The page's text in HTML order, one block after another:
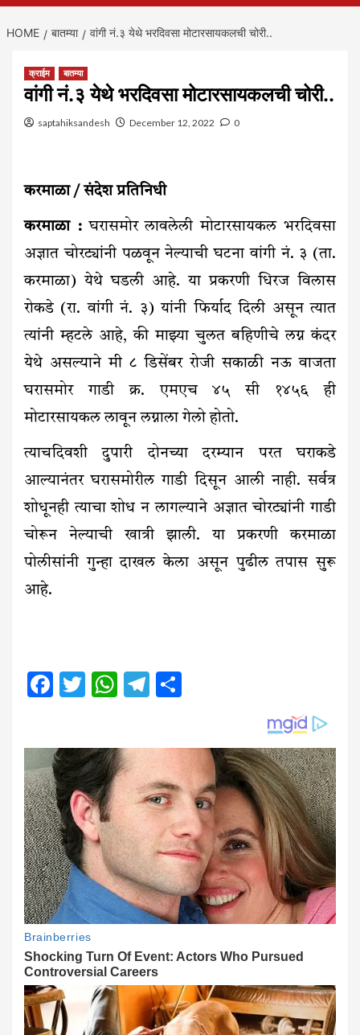
HOME बातम्या वांगी नं.३ येथे भरदिवसा मोटारसायकलची चोरी..
क्राईम बातम्या
वांगी नं.३ येथे भरदिवसा मोटारसायकलची चोरी..
saptahiksandesh December 12, 2022 0
करमाळा / संदेश प्रतिनिधी
करमाळा :घरासमोर लावलेली मोटारसायकल भरदिवसा
अज्ञात चोरट्यांनी पळवून नेल्याची घटना वांगी नं. ३ (ता.
करमाळा) येथे घडली आहे. या प्रकरणी धिरज विलास
रोकडे (रा. वांगी नं. ३) यांनी फिर्याद दिली असून त्यात
त्यांनी म्हटले आहे, की माझ्या चुलत बहिणीचे लग्न कंदर
येथे असल्याने मी ८ डिसेंबर रोजी सकाळी नऊ वाजता
घरासमोर गाडी क्र. एमएच ४५ सी १४५६ ही
मोटारसायकल लावून लग्नाला गेलो होतो.
त्याचदिवशी दुपारी दोनच्या दरम्यान परत घराकडे
आल्यानंतर घरासमोरील गाडी दिसून आली नाही. सर्वत्र
शोधूनही त्याचा शोध न लागल्याने अज्ञात चोरट्यांनी गाडी
चोरून नेल्याची खात्री झाली. या प्रकरणी करमाळा
पोलीसांनी गुन्हा दाखल केला असून पुढील तपास सुरू
आहे.
Facebook
Twitter
WhatsApp
Telegram